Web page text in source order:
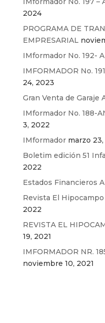
2024
PROGRAMA DE
EMPRESARIAL
IMformador No. 192-
IMFORMADOR No.
24, 2023
Gran Venta de Garaje
IMformador No. 188-
3, 2022
IMformador marzo
Boletim edición 51
2022
Estados Financieros
Revista El Hipocampo
2022
REVISTA EL
19, 2021
IMFORMADOR NR.
noviembre 10, 2021